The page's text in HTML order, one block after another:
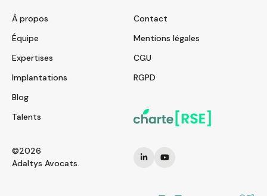
À propos
Équipe
Expertises
Implantations
Blog
Talents
Contact
Mentions légales
CGU
RGPD
©2026
Adaltys Avocats.